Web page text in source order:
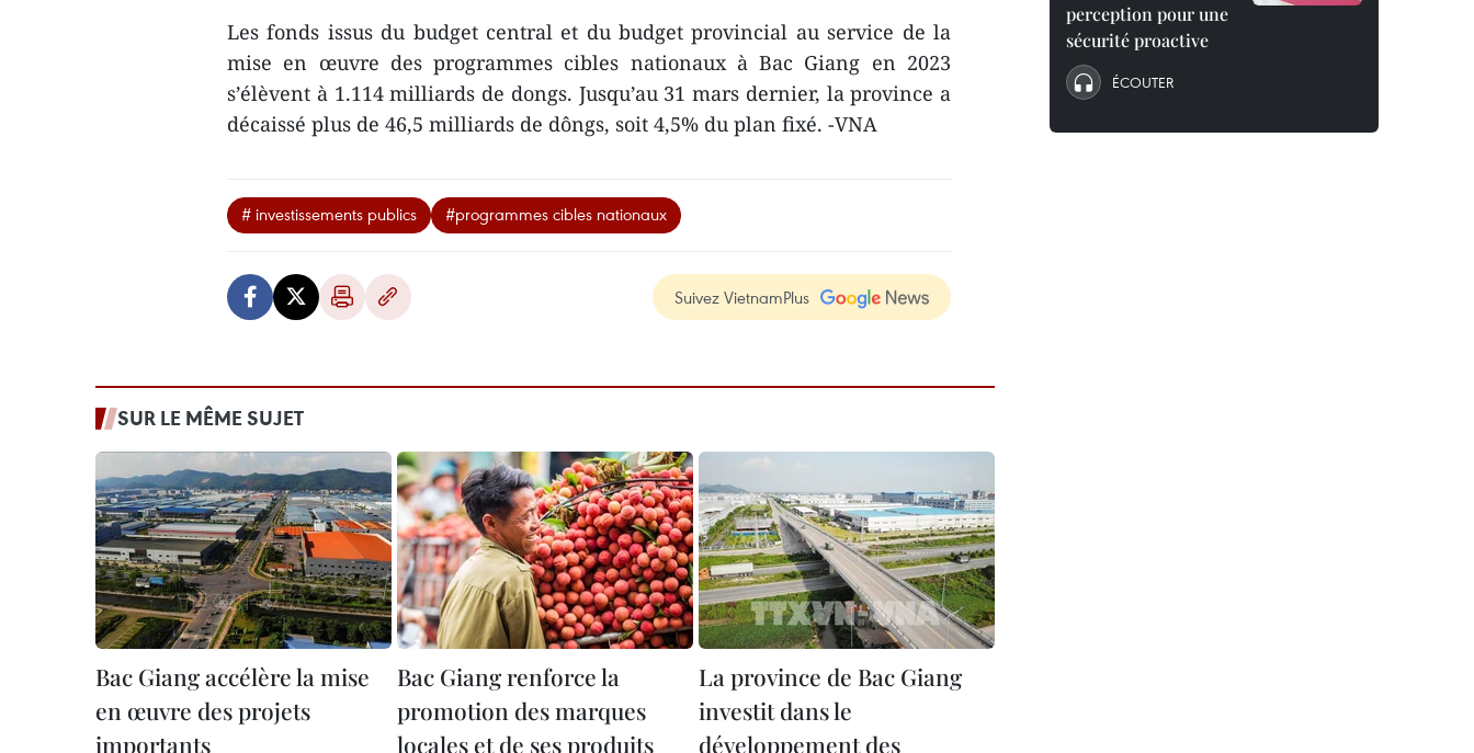
Les fonds issus du budget central et du budget provincial au service de la
mise en œuvre des programmes cibles nationaux à Bac Giang en 2023
s’élèvent à 1.114 milliards de dongs. Jusqu’au 31 mars dernier, la province a
décaissé plus de 46,5 milliards de dôngs, soit 4,5% du plan fixé. -VNA
# investissements publics #programmes cibles nationaux
Suivez VietnamPlus
SUR LE MÊME SUJET
Bac Giang accélère la mise
en œuvre des projets
importants
Bac Giang renforce la
promotion des marques
locales et de ses produits
La province de Bac Giang
investit dans le
développement des
perception pour une
sécurité proactive
ÉCOUTER